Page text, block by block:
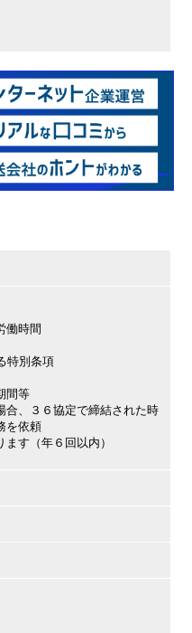
働時間
特別条項
間等
合、３６協定で締結された時
を依頼
す（年６回以内）